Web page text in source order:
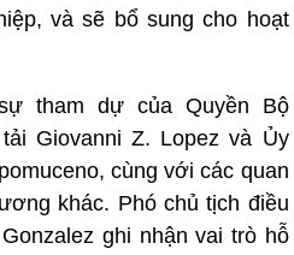
và sẽ bổ sung cho hoạt
tham dự của Quyền Bộ
Giovanni Z. Lopez và Ủy
cùng với các quan
khác. Phó chủ tịch điều
ghi nhận vai trò hỗ